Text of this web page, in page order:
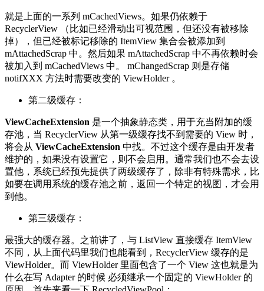
就是上面的一系列 mCachedViews。如果仍依赖于
RecyclerView （比如已经滑动出可视范围，但还没有被移除
掉），但已经被标记移除的 ItemView 集合会被添加到
mAttachedScrap 中。然后如果 mAttachedScrap 中不再依赖时会
被加入到 mCachedViews 中。 mChangedScrap 则是存储
notifXXX 方法时需要改变的 ViewHolder 。
第二级缓存：
ViewCacheExtension 是一个抽象静态类，用于充当附加的缓
存池，当 RecyclerView 从第一级缓存找不到需要的 View 时，
将会从 ViewCacheExtension 中找。不过这个缓存是由开发者
维护的，如果没有设置它，则不会启用。通常我们也不会去设
置他，系统已经预先提供了两级缓存了，除非有特殊需求，比
如要在调用系统的缓存池之前，返回一个特定的视图，才会用
到他。
第三级缓存：
最强大的缓存器。之前讲了，与 ListView 直接缓存 ItemView
不同，从上面代码里我们也能看到，RecyclerView 缓存的是
ViewHolder。而 ViewHolder 里面包含了一个 View 这也就是为
什么在写 Adapter 的时候 必须继承一个固定的 ViewHolder 的